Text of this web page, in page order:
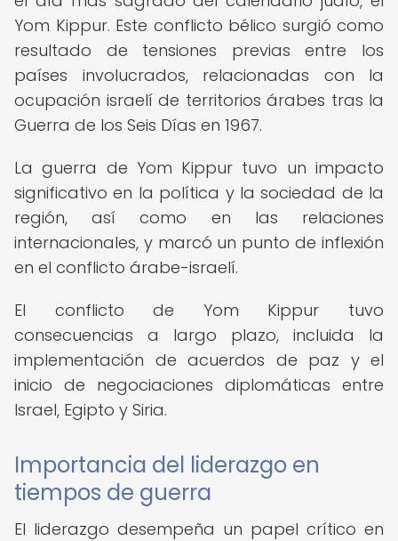
Yom Kippur. Este conflicto bélico surgió como
resultado de tensiones previas entre los
países involucrados, relacionadas con la
ocupación israelí de territorios árabes tras la
Guerra de los Seis Días en 1967.
La guerra de Yom Kippur tuvo un impacto
significativo en la política y la sociedad de la
región, así como en las relaciones
internacionales, y marcó un punto de inflexión
en el conflicto árabe-israelí.
El conflicto de Yom Kippur tuvo
consecuencias a largo plazo, incluida la
implementación de acuerdos de paz y el
inicio de negociaciones diplomáticas entre
Israel, Egipto y Siria.
Importancia del liderazgo en
tiempos de guerra
El liderazgo desempeña un papel crítico en